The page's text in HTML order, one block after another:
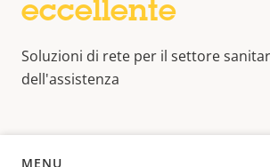
eccellente
Soluzioni di rete per il settore
dell'assistenza
MENU